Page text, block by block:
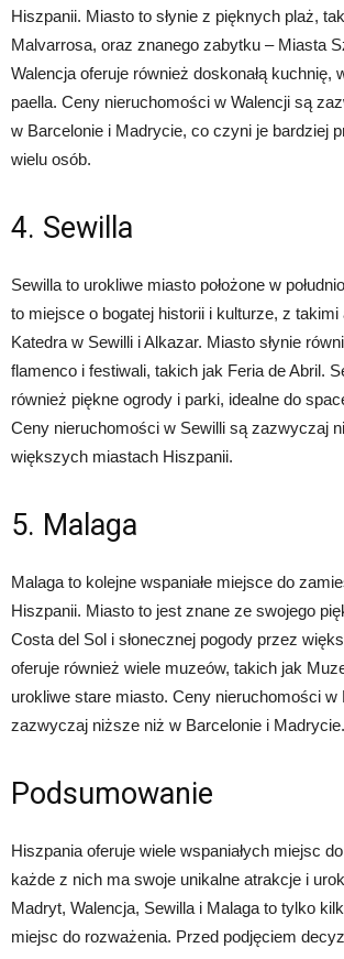
Hiszpanii. Miasto to słynie z pięknych plaż,
Malvarrosa, oraz znanego zabytku – Miasta
Walencja oferuje również doskonałą kuchnię,
paella. Ceny nieruchomości w Walencji są
w Barcelonie i Madrycie, co czyni je bardziej
wielu osób.
4. Sewilla
Sewilla to urokliwe miasto położone w
to miejsce o bogatej historii i kulturze, z takimi
Katedra w Sewilli i Alkazar. Miasto słynie
flamenco i festiwali, takich jak Feria de Abril.
również piękne ogrody i parki, idealne do
Ceny nieruchomości w Sewilli są zazwyczaj
większych miastach Hiszpanii.
5. Malaga
Malaga to kolejne wspaniałe miejsce do
Hiszpanii. Miasto to jest znane ze swojego
Costa del Sol i słonecznej pogody przez
oferuje również wiele muzeów, takich jak
urokliwe stare miasto. Ceny nieruchomości w
zazwyczaj niższe niż w Barcelonie i Madrycie.
Podsumowanie
Hiszpania oferuje wiele wspaniałych miejsc
każde z nich ma swoje unikalne atrakcje i
Madryt, Walencja, Sewilla i Malaga to tylko
miejsc do rozważenia. Przed podjęciem